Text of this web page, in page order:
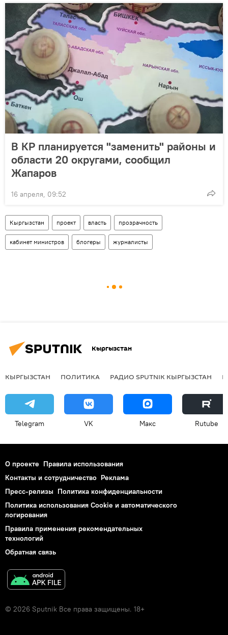
В КР планируется "заменить" районы и
области 20 округами, сообщил
Жапаров
16 апреля, 09:52
Кыргызстан проект власть прозрачность
кабинет министров блогеры журналисты
Кыргызстан
КЫРГЫЗСТАН ПОЛИТИКА РАДИО SPUTNIK КЫРГЫЗСТАН
Telegram VK Макс Rutube
О проекте Правила использования
Контакты и сотрудничество Реклама
Пресс-релизы Политика конфиденциальности
Политика использования Cookie и автоматического
логирования
Правила применения рекомендательных
технологий
Обратная связь
© 2026 Sputnik Все права защищены. 18+